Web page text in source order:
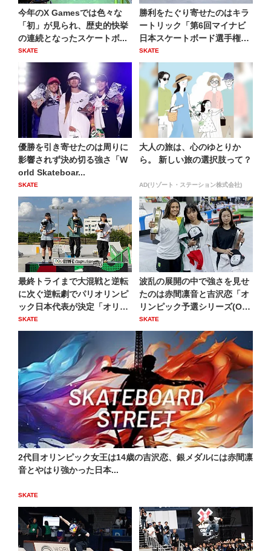
今年のX Gamesでは色々な
「初」が見られ、歴史的快挙
の連続となったスケートボ...
SKATE
勝利をたぐり寄せたのはキラ
ートリック「第6回マイナビ
日本スケートボード選手権大
会...
SKATE
優勝を引き寄せたのは周りに
影響されず決め切る強さ「W
orld Skateboar...
SKATE
大人の旅は、心のゆとりか
ら。 新しい旅の選択肢って？
AD(リゾート・ステーション株式会社)
最終トライまで大混戦と逆転
に次ぐ逆転劇でパリオリンピ
ック日本代表が決定「オリン
ピ...
SKATE
波乱の展開の中で強さを見せ
たのは赤間凛音と吉沢恋「オ
リンピック予選シリーズ(O
Q...
SKATE
2代目オリンピック女王は14歳の吉沢恋、銀メダルには赤間凛
音とやはり強かった日本...
SKATE